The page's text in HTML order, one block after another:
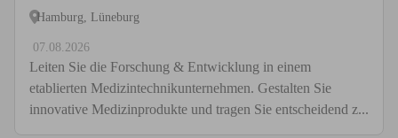
Hamburg, Lüneburg
07.08.2026
Leiten Sie die Forschung & Entwicklung in einem
etablierten Medizintechnikunternehmen. Gestalten Sie
innovative Medizinprodukte und tragen Sie entscheidend z...